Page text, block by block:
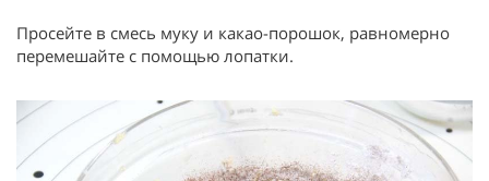
Просейте в смесь муку и какао-порошок, равномерно
перемешайте с помощью лопатки.